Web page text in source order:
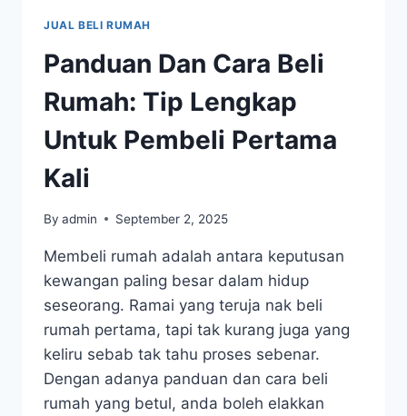
JUAL BELI RUMAH
Panduan Dan Cara Beli
Rumah: Tip Lengkap
Untuk Pembeli Pertama
Kali
By admin September 2, 2025
Membeli rumah adalah antara keputusan
kewangan paling besar dalam hidup
seseorang. Ramai yang teruja nak beli
rumah pertama, tapi tak kurang juga yang
keliru sebab tak tahu proses sebenar.
Dengan adanya panduan dan cara beli
rumah yang betul, anda boleh elakkan